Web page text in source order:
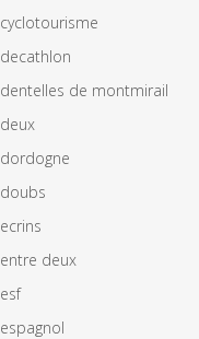
cyclotourisme
decathlon
dentelles de montmirail
deux
dordogne
doubs
ecrins
entre deux
esf
espagnol